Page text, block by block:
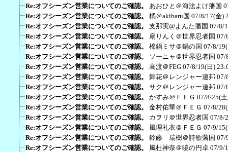
Re:オフシーズン営業についてのご確認。
あおひと＠海法よけ藩国
Re:オフシーズン営業についてのご確認。
橘＠akiharu国 07/8/17(金)
Re:オフシーズン営業についてのご確認。
支那実@よんた藩国 07/8/
Re:オフシーズン営業についてのご確認。
扇りんく＠世界忍者国 07/
Re:オフシーズン営業についてのご確認。
棉鍋ミサ＠鍋の国 07/8/
Re:オフシーズン営業についてのご確認。
ソーニャ＠世界忍者国 07/
Re:オフシーズン営業についてのご確認。
高渡＠FEG 07/8/19(日)
Re:オフシーズン営業についてのご確認。
舞花＠レンジャー連邦 07/
Re:オフシーズン営業についてのご確認。
サク＠レンジャー連邦 07/
Re:オフシーズン営業についてのご確認。
かすみ＠ＦＥＧ 07/8/25(
Re:オフシーズン営業についてのご確認。
金村佑華＠ＦＥＧ 07/8/
Re:オフシーズン営業についてのご確認。
カヲリ＠世界忍者国 07/8/
Re:オフシーズン営業についてのご確認。
風理礼衣＠ＦＥＧ 07/9/
Re:オフシーズン営業についてのご確認。
鈴藤 瑞樹＠詩歌藩国 07/
Re:オフシーズン営業についてのご確認。
風杜神奈＠暁の円卓 07/9/